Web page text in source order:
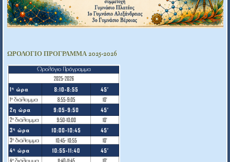
ΩΡΟΛΟΓΙΟ ΠΡΟΓΡΑΜΜΑ 2025-2026